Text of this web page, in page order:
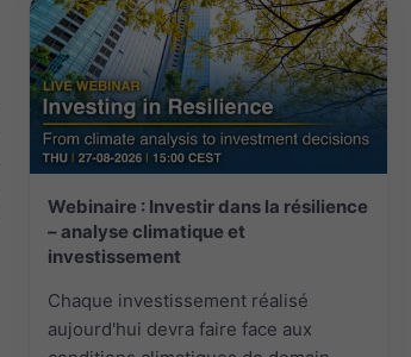
Webinaire : Investir dans la résilience
– analyse climatique et
investissement
Chaque investissement réalisé
aujourd'hui devra faire face aux